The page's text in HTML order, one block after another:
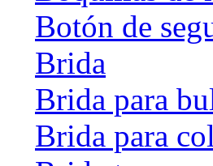
Botón de
Brida
Brida para
Brida para